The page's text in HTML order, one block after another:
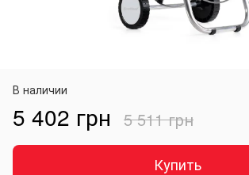
В наличии
5 402 грн 5 511 грн
Купить